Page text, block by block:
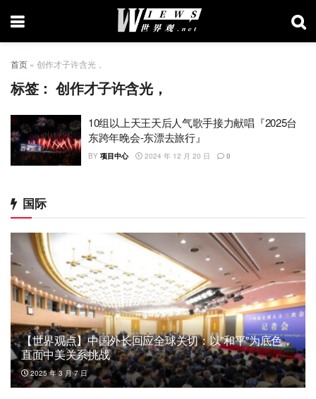
首页 » 创作才子许含光，
标签：创作才子许含光，
10组以上天王天后人气歌手接力献唱『2025台
东跨年晚会-东漂去旅行』
BY 项目中心 2024 年 12 月 20 日 0
国际
【世界观点】中国外长回应全球关切：以”和平”为底色，
直面中美关系挑战
2025 年 3 月 7 日